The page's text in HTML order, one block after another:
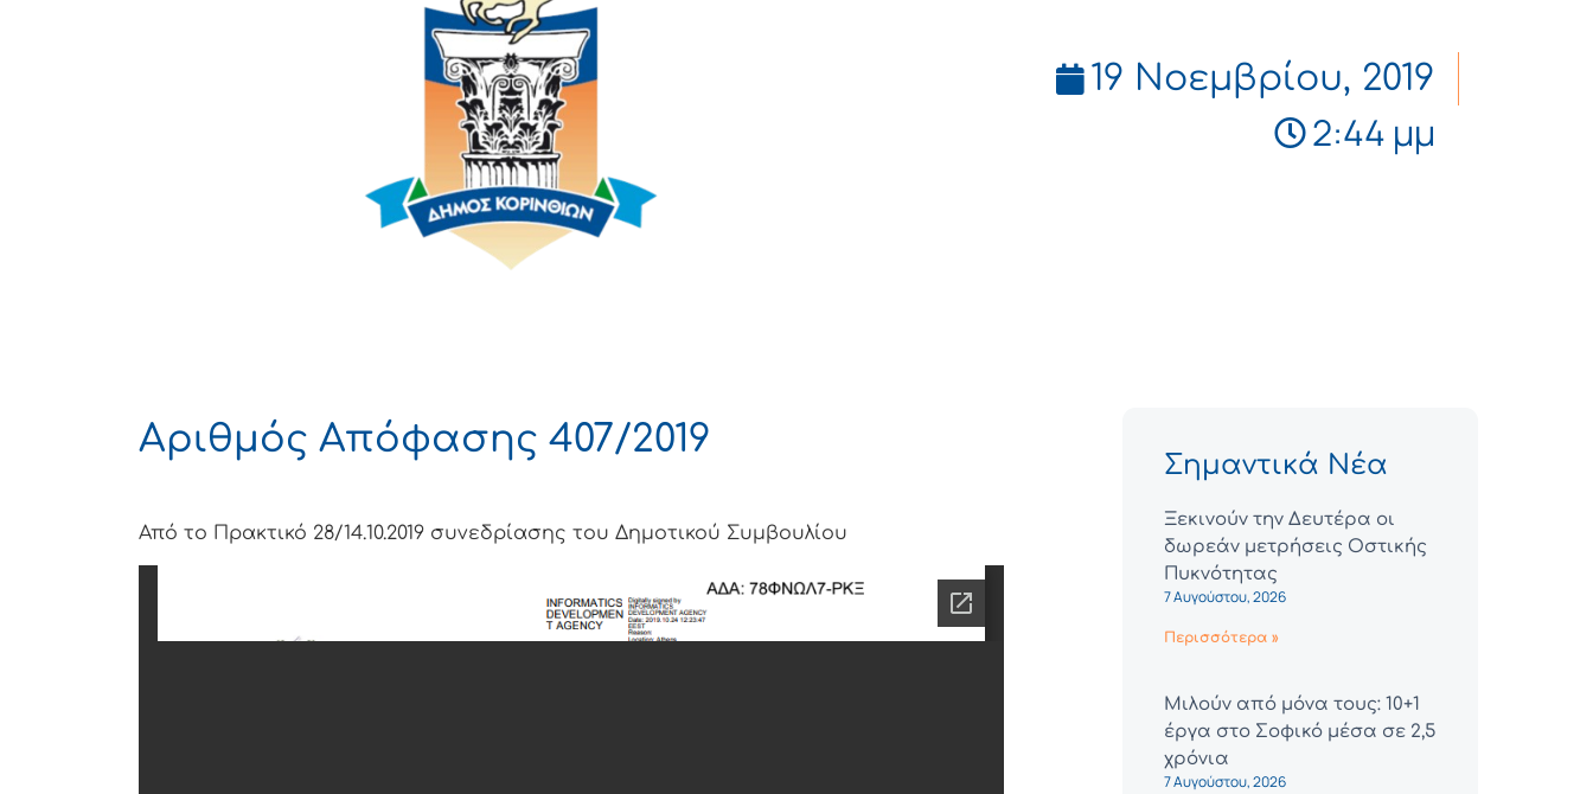
19 Νοεμβρίου, 2019
2:44 μμ
Αριθμός Απόφασης 407/2019
Από το Πρακτικό 28/14.10.2019 συνεδρίασης του Δημοτικού Συμβουλίου
Σημαντικά Νέα
Ξεκινούν την Δευτέρα οι
δωρεάν μετρήσεις Οστικής
Πυκνότητας
7 Αυγούστου, 2026
Περισσότερα »
Μιλούν από μόνα τους: 10+1
έργα στο Σοφικό μέσα σε 2,5
χρόνια
7 Αυγούστου, 2026